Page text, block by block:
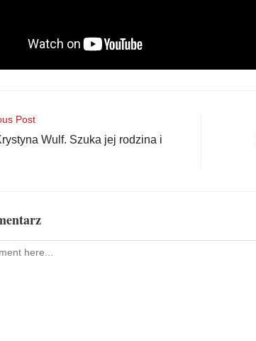
Post
Wulf. Szuka jej rodzina i